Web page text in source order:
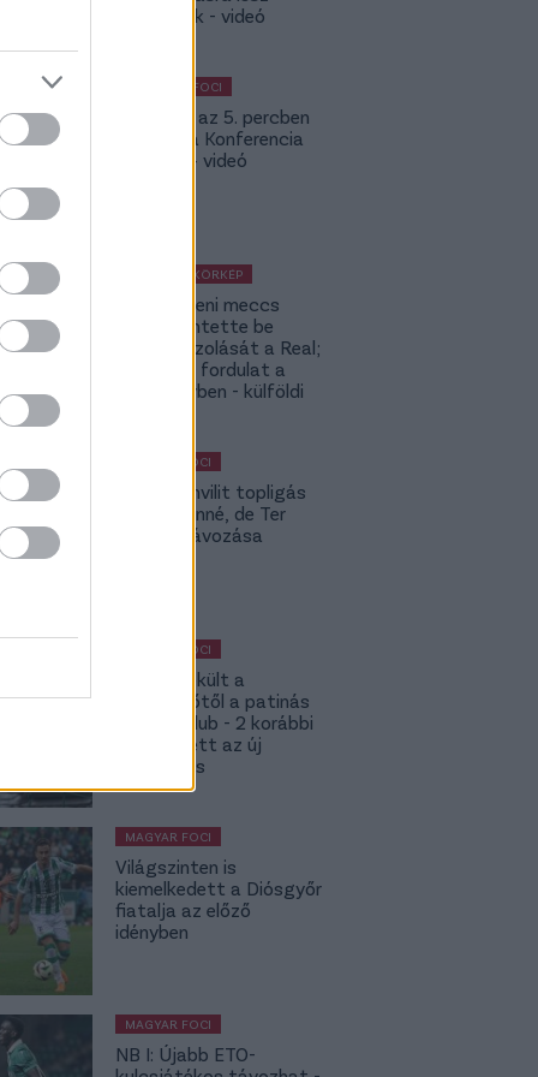
szükségük - videó
KÜLFÖLDI FOCI
Bolla már az 5. percben
betalált a Konferencia
Ligában – videó
KÜLFÖLDI KÖRKÉP
A Fradi elleni meccs
előtt jelentette be
rekordigazolását a Real;
hatalmas fordulat a
Rodri-ügyben - külföldi
MAGYAR FOCI
Yaakobishvilit topligás
csapat vinné, de Ter
Stegen távozása
MAGYAR FOCI
Megmenekült a
süllyesztőtől a patinás
magyar klub - 2 korábbi
játékos lett az új
tulajdonos
MAGYAR FOCI
Világszinten is
kiemelkedett a Diósgyőr
fiatalja az előző
idényben
MAGYAR FOCI
NB I: Újabb ETO-